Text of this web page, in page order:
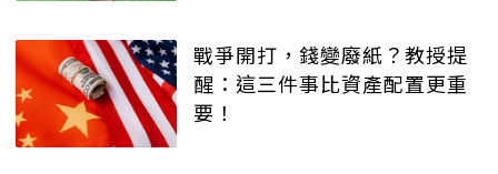
戰爭開打，錢變廢紙？教授提
醒：這三件事比資產配置更重
要！